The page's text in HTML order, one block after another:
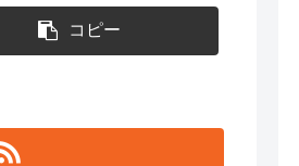
コピー